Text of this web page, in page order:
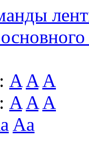
A A A
A A A
Aa